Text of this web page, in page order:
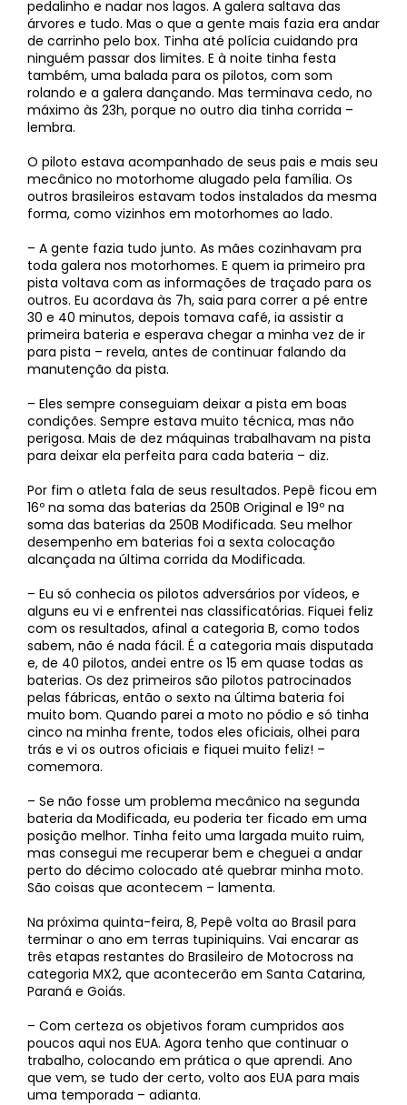
pedalinho e nadar nos lagos. A galera saltava das
árvores e tudo. Mas o que a gente mais fazia era andar
de carrinho pelo box. Tinha até polícia cuidando pra
ninguém passar dos limites. E à noite tinha festa
também, uma balada para os pilotos, com som
rolando e a galera dançando. Mas terminava cedo, no
máximo às 23h, porque no outro dia tinha corrida –
lembra.
O piloto estava acompanhado de seus pais e mais seu
mecânico no motorhome alugado pela família. Os
outros brasileiros estavam todos instalados da mesma
forma, como vizinhos em motorhomes ao lado.
– A gente fazia tudo junto. As mães cozinhavam pra
toda galera nos motorhomes. E quem ia primeiro pra
pista voltava com as informações de traçado para os
outros. Eu acordava às 7h, saia para correr a pé entre
30 e 40 minutos, depois tomava café, ia assistir a
primeira bateria e esperava chegar a minha vez de ir
para pista – revela, antes de continuar falando da
manutenção da pista.
– Eles sempre conseguiam deixar a pista em boas
condições. Sempre estava muito técnica, mas não
perigosa. Mais de dez máquinas trabalhavam na pista
para deixar ela perfeita para cada bateria – diz.
Por fim o atleta fala de seus resultados. Pepê ficou em
16º na soma das baterias da 250B Original e 19º na
soma das baterias da 250B Modificada. Seu melhor
desempenho em baterias foi a sexta colocação
alcançada na última corrida da Modificada.
– Eu só conhecia os pilotos adversários por vídeos, e
alguns eu vi e enfrentei nas classificatórias. Fiquei feliz
com os resultados, afinal a categoria B, como todos
sabem, não é nada fácil. É a categoria mais disputada
e, de 40 pilotos, andei entre os 15 em quase todas as
baterias. Os dez primeiros são pilotos patrocinados
pelas fábricas, então o sexto na última bateria foi
muito bom. Quando parei a moto no pódio e só tinha
cinco na minha frente, todos eles oficiais, olhei para
trás e vi os outros oficiais e fiquei muito feliz! –
comemora.
– Se não fosse um problema mecânico na segunda
bateria da Modificada, eu poderia ter ficado em uma
posição melhor. Tinha feito uma largada muito ruim,
mas consegui me recuperar bem e cheguei a andar
perto do décimo colocado até quebrar minha moto.
São coisas que acontecem – lamenta.
Na próxima quinta-feira, 8, Pepê volta ao Brasil para
terminar o ano em terras tupiniquins. Vai encarar as
três etapas restantes do Brasileiro de Motocross na
categoria MX2, que acontecerão em Santa Catarina,
Paraná e Goiás.
– Com certeza os objetivos foram cumpridos aos
poucos aqui nos EUA. Agora tenho que continuar o
trabalho, colocando em prática o que aprendi. Ano
que vem, se tudo der certo, volto aos EUA para mais
uma temporada – adianta.